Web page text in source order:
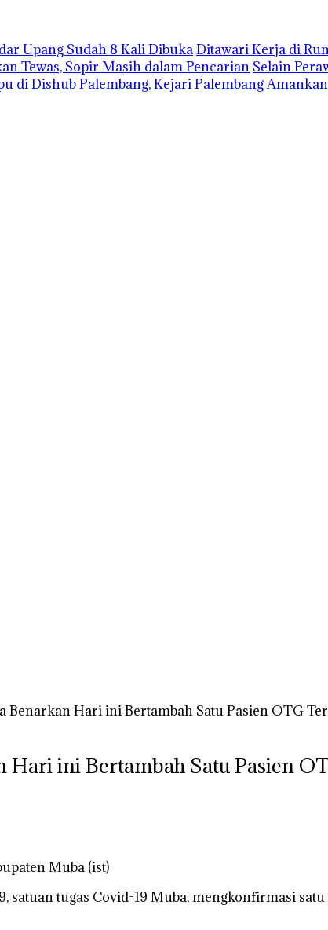
Upang Sudah 8 Kali DibukaDitawari Kerja di
Tewas, Sopir Masih dalam Pencarian Selain
di Dishub Palembang, Kejari Palembang
Benarkan Hari ini Bertambah Satu Pasien OTG
Hari ini Bertambah Satu Pasien
Muba (ist)
satuan tugas Covid-19 Muba, mengkonfirmasi